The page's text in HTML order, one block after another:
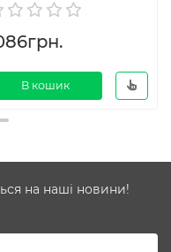
В кошик
на наші новини!